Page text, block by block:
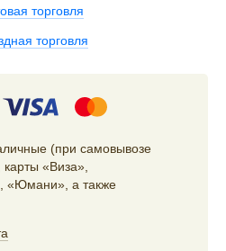
торговля
торговля
(при самовывозе
карты «Виза»,
«Юмани», а также